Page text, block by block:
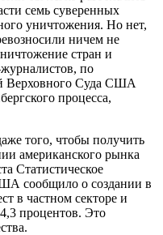
семь суверенных
уничтожения. Но нет,
ничем не
стран и
по
Верховного Суда США
процесса,
того, чтобы получить
американского рынка
Статистическое
сообщило о создании в
в частном секторе и
процентов. Это